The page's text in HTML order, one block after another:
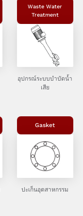
Waste Water
Treatment
อุปกรณ์ระบบบำบัดน้ำ
เสีย
Gasket
ปะเก็นอุตสาหกรรม